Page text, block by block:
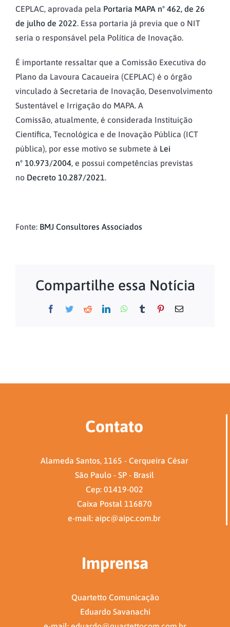
CEPLAC, aprovada pela Portaria MAPA nº 462, de 26
de julho de 2022. Essa portaria já previa que o NIT
seria o responsável pela Política de Inovação.
É importante ressaltar que a Comissão Executiva do
Plano da Lavoura Cacaueira (CEPLAC) é o órgão
vinculado à Secretaria de Inovação, Desenvolvimento
Sustentável e Irrigação do MAPA. A
Comissão, atualmente, é considerada Instituição
Científica, Tecnológica e de Inovação Pública (ICT
pública), por esse motivo se submete à Lei
nº 10.973/2004, e possui competências previstas
no Decreto 10.287/2021.
Fonte: BMJ Consultores Associados
Compartilhe essa Notícia
Facebook
TwitterRedditLinkedInWhatsApp
Tumblr Pinterest
E-
Contato
Alameda Santos, 1165 - Cerqueira César
São Paulo - SP - Brasil
Cep: 01419-002
Caixa Postal 116870
e-mail: aipc@aipc.com.br
Imprensa
Quartetto Comunicação
Eduardo Savanachi